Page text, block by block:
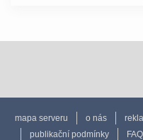
mapa serveru o nás
publikační podmínky
FAQ